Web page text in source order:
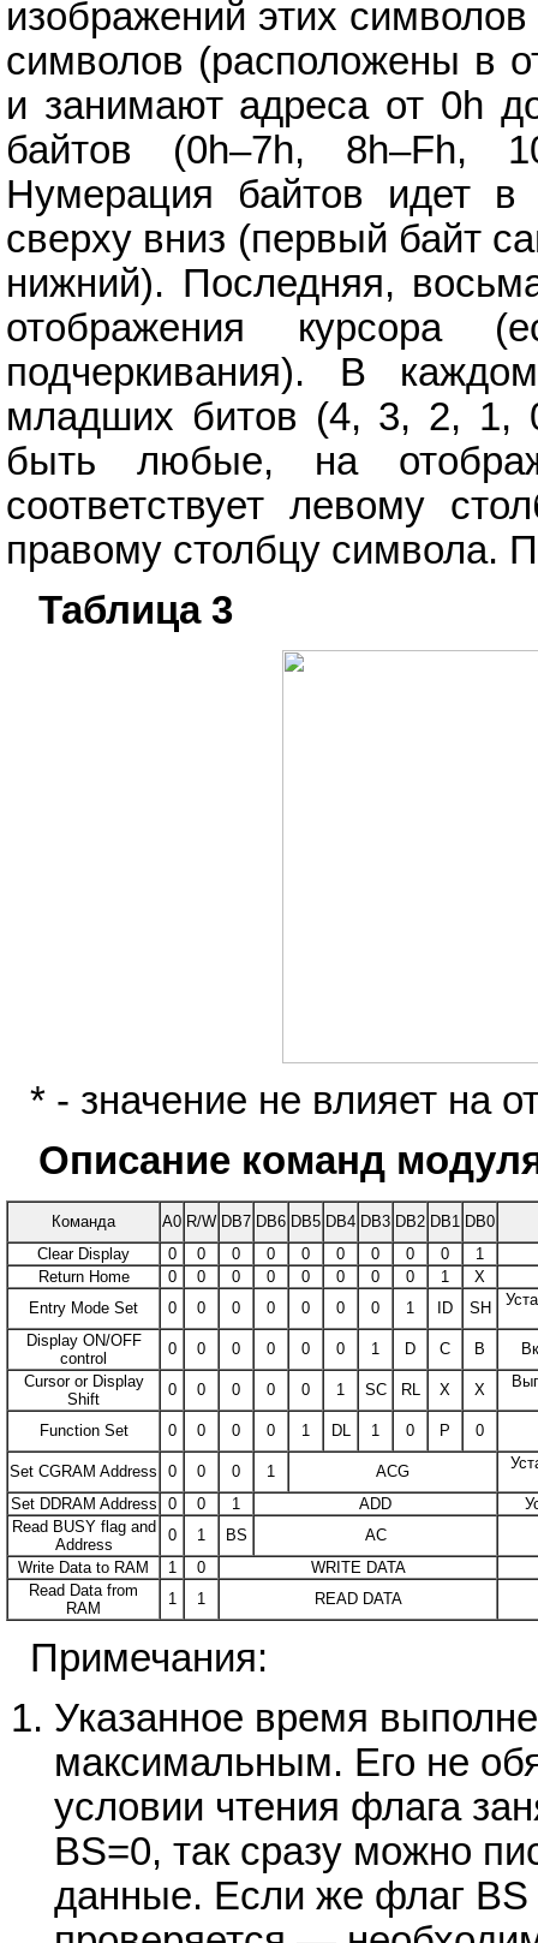
изображений этих
символов (расположены в
и занимают адреса от 0h
байтов (0h–7h, 8h–Fh,
Нумерация байтов идет в
сверху вниз (первый байт
нижний). Последняя,
отображения курсора
подчеркивания). В
младших битов (4, 3, 2, 1,
быть любые, на
соответствует левому
правому столбцу символа.
Таблица 3
* - значение не влияет на
Описание команд
Команда A0 R/W DB7 DB6 DB5 DB4 DB3 DB2 DB1 DB0
Clear Display
0 0 0 0 0 0 0 0 0
1
Return Home
0 0 0 0 0 0 0 0 1
X
Entry Mode Set
0 0 0 0 0 0 0 1 ID SH
Display ON/OFF
control
0 0 0 0 0 0 1 D C B
Cursor or Display
Shift
0 0 0 0 0 1 SС RL X X
Function Set 0 0 0 0 1 DL 1 0 P 0
Set CGRAM Address 0 0 0 1 ACG
Set DDRAM Address 0 0 1 ADD
Read BUSY flag and
Address
0 1 BS
AC
Write Data to RAM
1 0
WRITE DATA
Read Data from
RAM
1 1 READ DATA
Примечания:
Указанное время
максимальным. Его не
условии чтения флага
BS=0, так сразу можно
данные. Если же флаг